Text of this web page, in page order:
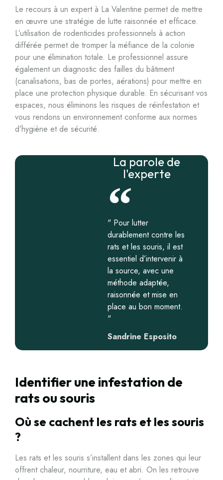
Le recours à un expert à La Valentine permet de mettre
en œuvre une stratégie de lutte raisonnée et efficace.
L’utilisation de rodenticides professionnels à action
différée permet de tromper la méfiance de la colonie
pour une élimination totale. Le professionnel assure
également un diagnostic des failles du bâtiment
(canalisations, bas de portes, aérations) pour mettre en
place une protection physique durable. En sécurisant vos
espaces, nous éliminons les risques de réinfestation et
vous rendons un environnement conforme aux normes
d’hygiène et de sécurité.
La parole de
l'experte
" Pour lutter
durablement contre les
rats et les souris, il est
essentiel d’intervenir à
la source, avec une
méthode adaptée,
raisonnée et mise en
place au bon moment.
"
Sandrine Esposito
Identifier une infestation de
rats ou souris
Où se cachent les rats et les souris
?
Les rats et les souris s’installent dans les zones qui leur
offrent chaleur, nourriture, eau et abri. On les retrouve